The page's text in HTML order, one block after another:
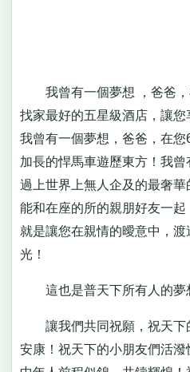
我曾有一個夢想 ，爸爸，
找家最好的五星級酒店，讓您
我曾有一個夢想，爸爸，在
加長的悍馬車遊歷東方！我
過上世界上無人企及的最奢
能和在座的所的親朋好友一
就是讓您在親情的曖意中，
光！
這也是普天下所有人的夢
讓我們共同祝願，祝天下
安康！祝天下的小朋友們活